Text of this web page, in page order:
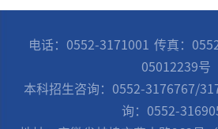
电话：0552-3171001 传真：
05012239号
本科招生咨询：0552-3176767/
询：0552-